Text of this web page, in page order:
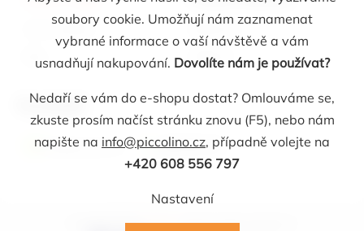
soubory cookie. Umožňují nám zaznamenat
vybrané informace o vaší návštěvě a vám
usnadňují nakupování. Dovolíte nám je používat?
Nedaří se vám do e-shopu dostat? Omlouváme se,
zkuste prosím načíst stránku znovu (F5), nebo nám
napište na info@piccolino.cz, případně volejte na
+420 608 556 797
Nastavení
Akční nabídka Registrace
Oblíbené
Kontakt
info@piccolino.cz 608 556 797
Copyright 2026Picollino. Všechna práva vyhrazena.